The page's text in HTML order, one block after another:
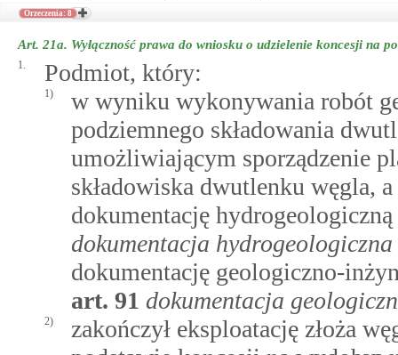
Orzeczenia: 8
Art. 21a. Wyłączność prawa do wniosku o udzielenie koncesji na
1. Podmiot, który:
1)
w wyniku wykonywania robót
podziemnego składowania
umożliwiającym sporządzenie
składowiska dwutlenku węgla,
dokumentację
dokumentacja hydrogeologiczna
dokumentację geologiczno-
art. 91 dokumentacja
2)
zakończył eksploatację złoża